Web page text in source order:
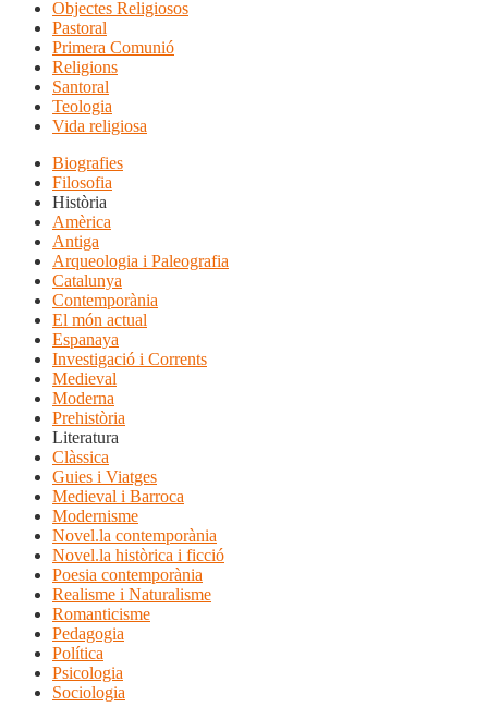
Objectes Religiosos
Pastoral
Primera Comunió
Religions
Santoral
Teologia
Vida religiosa
Biografies
Filosofia
Història
Amèrica
Antiga
Arqueologia i Paleografia
Catalunya
Contemporània
El món actual
Espanaya
Investigació i Corrents
Medieval
Moderna
Prehistòria
Literatura
Clàssica
Guies i Viatges
Medieval i Barroca
Modernisme
Novel.la contemporània
Novel.la històrica i ficció
Poesia contemporània
Realisme i Naturalisme
Romanticisme
Pedagogia
Política
Psicologia
Sociologia